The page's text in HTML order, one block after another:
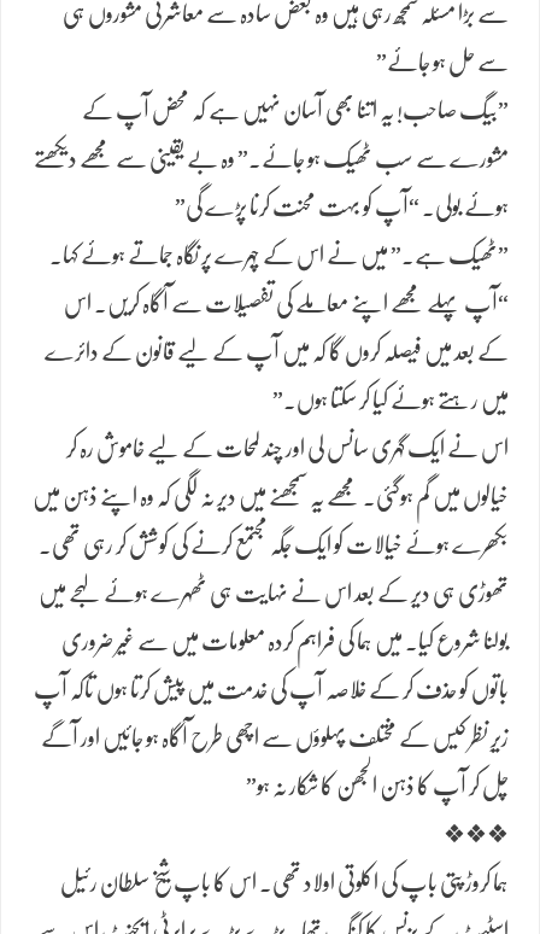
سے بڑا مسئلہ سمجھ رہی ہیں وہ بعض سادہ سے معاشرتی مشوروں ہی
سے حل ہو جائے”
​”بیگ صاحب! یہ اتنا بھی آسان نہیں ہے کہ محض آپ کے
مشورے سے سب ٹھیک ہو جائے۔” وہ بے یقینی سے مجھے دیکھتے
ہوئے بولی۔ “آپ کو بہت محنت کرنا پڑے گی”
​”ٹھیک ہے۔” میں نے اس کے چہرے پر نگاہ جماتے ہوئے کہا۔
“آپ پہلے مجھے اپنے معاملے کی تفصیلات سے آگاہ کریں۔ اس
کے بعد میں فیصلہ کروں گا کہ میں آپ کے لیے قانون کے دائرے
میں رہتے ہوئے کیا کر سکتا ہوں۔”
​اس نے ایک گہری سانس لی اور چند لمحات کے لیے خاموش رہ کر
خیالوں میں گم ہو​گئی۔ مجھے یہ سمجھنے میں دیر نہ لگی کہ وہ اپنے ذہن میں
بکھرے ہوئے خیالات کو ایک جگہ مجتمع کرنے کی کوشش کر رہی تھی۔
تھوڑی ہی دیر کے بعد اس نے نہایت ہی ٹھہرے ہوئے لہجے میں
بولنا شروع کیا۔ میں ہما کی فراہم کردہ معلومات میں سے غیر ضروری
باتوں کو حذف کر کے خلاصہ آپ کی خدمت میں پیش کرتا ہوں تاکہ آپ
زیرِ نظر کیس کے مختلف پہلوؤں سے اچھی طرح آگاہ ہو جائیں اور آگے
چل کر آپ کا ذہن الجھن کا شکار نہ ہو”
​❖❖❖
​ہما کروڑ پتی باپ کی اکلوتی اولاد تھی۔ اس کا باپ شیخ سلطان رئیل